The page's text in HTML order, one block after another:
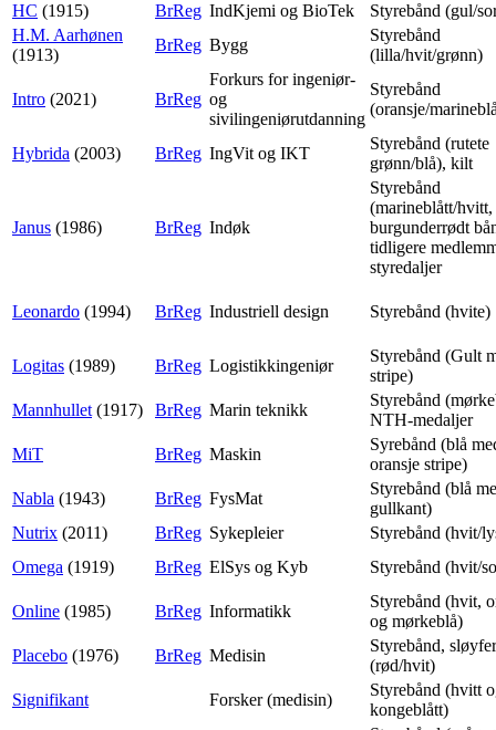
HC (1915) BrReg IndKjemi og BioTek
Styrebånd (gul/
H.M. Aarhønen
(1913)
BrReg Bygg
Styrebånd
(lilla/hvit/grønn)
Intro (2021) BrReg
Forkurs for ingeniør-
og
sivilingeniørutdanning
Styrebånd
(oransje/
Hybrida (2003) BrReg IngVit og IKT
Styrebånd (rutete
grønn/blå), kilt
Janus (1986) BrReg Indøk
Styrebånd
(marineblått/hvitt,
burgunderrødt
tidligere
styredaljer
Leonardo (1994) BrReg Industriell design Styrebånd (hvite)
Logitas (1989) BrReg Logistikkingeniør
Styrebånd (Gult
stripe)
Mannhullet (1917) BrReg Marin teknikk
Styrebånd
NTH-medaljer
MiT
BrReg Maskin
Syrebånd (blå
oransje stripe)
Nabla (1943) BrReg FysMat
Styrebånd (blå
gullkant)
Nutrix (2011) BrReg Sykepleier
Styrebånd (hvit/
Omega (1919) BrReg ElSys og Kyb Styrebånd (hvit/
Online (1985) BrReg Informatikk
Styrebånd (hvit,
og mørkeblå)
Placebo (1976) BrReg Medisin
Styrebånd, sløyfer
(rød/hvit)
Signifikant
Forsker (medisin)
Styrebånd (hvitt
kongeblått)